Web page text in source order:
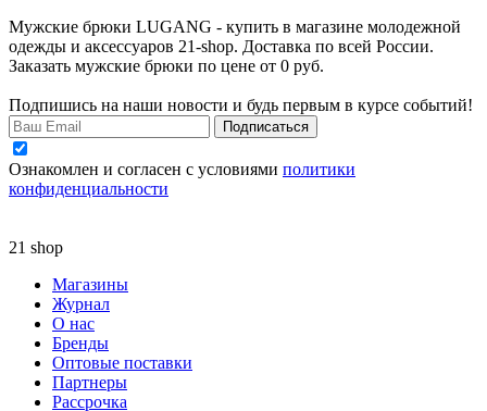
Мужские брюки LUGANG - купить в магазине молодежной
одежды и аксессуаров 21-shop. Доставка по всей России.
Заказать мужские брюки по цене от 0 руб.
Подпишись на наши новости и будь первым в курсе событий!
Подписаться
Ознакомлен и согласен с условиями политики
конфиденциальности
21 shop
Магазины
Журнал
О нас
Бренды
Оптовые поставки
Партнеры
Рассрочка